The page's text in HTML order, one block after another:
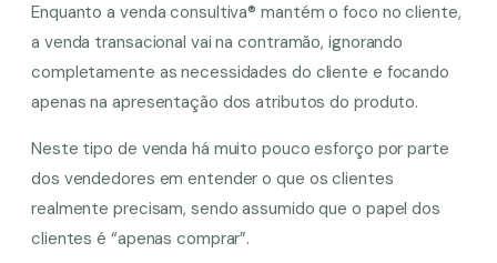
Enquanto a venda consultiva® mantém o foco no cliente,
a venda transacional vai na contramão, ignorando
completamente as necessidades do cliente e focando
apenas na apresentação dos atributos do produto.
Neste tipo de venda há muito pouco esforço por parte
dos vendedores em entender o que os clientes
realmente precisam, sendo assumido que o papel dos
clientes é “apenas comprar”.